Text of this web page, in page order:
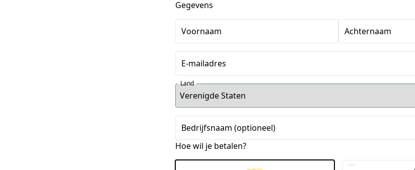
Gegevens
Voornaam Achternaam
E-mailadres
Land
Bedrijfsnaam (optioneel)
Hoe wil je betalen?